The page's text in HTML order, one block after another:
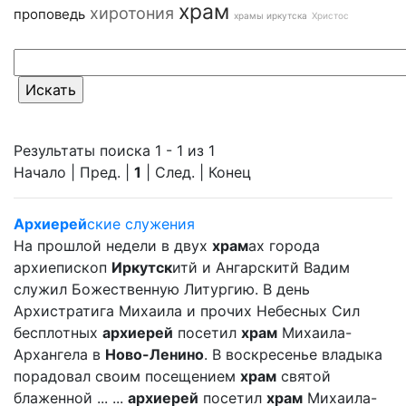
проповедь хиротония храм храмы иркутска Христос
Результаты поиска 1 - 1 из 1
Начало | Пред. | 1 | След. | Конец
Архиерейские служения
На прошлой недели в двух храмах города
архиепископ Иркутскитй и Ангарскитй Вадим
служил Божественную Литургию. В день
Архистратига Михаила и прочих Небесных Сил
бесплотных архиерей посетил храм Михаила-
Архангела в Ново-Ленино. В воскресенье владыка
порадовал своим посещением храм святой
блаженной ... ... архиерей посетил храм Михаила-